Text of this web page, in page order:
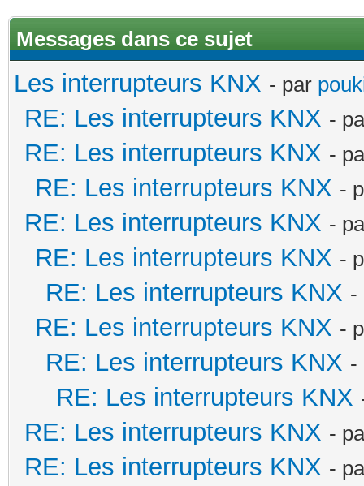
Messages dans ce sujet
Les interrupteurs KNX - par
RE: Les interrupteurs KNX -
RE: Les interrupteurs KNX -
RE: Les interrupteurs KNX -
RE: Les interrupteurs KNX -
RE: Les interrupteurs KNX -
RE: Les interrupteurs KNX -
RE: Les interrupteurs KNX -
RE: Les interrupteurs KNX -
RE: Les interrupteurs KNX
RE: Les interrupteurs KNX -
RE: Les interrupteurs KNX -